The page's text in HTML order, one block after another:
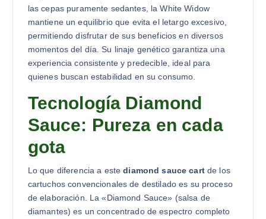
las cepas puramente sedantes, la White Widow
mantiene un equilibrio que evita el letargo excesivo,
permitiendo disfrutar de sus beneficios en diversos
momentos del día. Su linaje genético garantiza una
experiencia consistente y predecible, ideal para
quienes buscan estabilidad en su consumo.
Tecnología Diamond
Sauce: Pureza en cada
gota
Lo que diferencia a estediamond sauce cartde los
cartuchos convencionales de destilado es su proceso
de elaboración. La «Diamond Sauce» (salsa de
diamantes) es un concentrado de espectro completo